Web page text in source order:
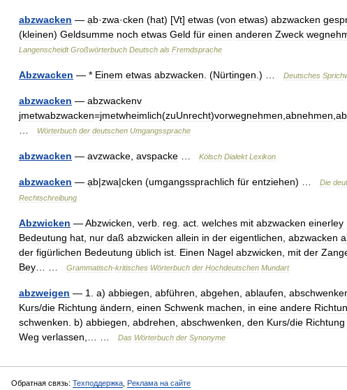
abzwacken — ạb·zwa·cken (hat) [Vt] etwas (von etwas) abzwacken
(kleinen) Geldsumme noch etwas Geld für einen anderen Zweck
Langenscheidt Großwörterbuch Deutsch als Fremdsprache
Abzwacken — * Einem etwas abzwacken . (Nürtingen .) … Deutsches
abzwacken — abzwackenv
jmetwabzwacken=jmetwheimlich(zuUnrecht)vorwegnehmen abnehmen
Wörterbuch der deutschen Umgangssprache
abzwacken — avzwacke avspacke Kölsch Dialekt Lexikon
abzwacken — ạb|zwa|cken (umgangssprachlich für entziehen) … Die
Rechtschreibung
Abzwicken —Abzwicken verb reg act welches mit abzwacken einerley
Bedeutung hat nur daß abzwicken allein in der eigentlichen abzwacken
der figürlichen Bedeutung üblich ist Einen Nagel abzwicken mit der
Bey
Grammatisch-kritisches Wörterbuch der Hochdeutschen Mundart
abzweigen — 1 a) abbiegen abführen abgehen ablaufen
Kurs/die Richtung ändern einen Schwenk machen in eine andere
schwenken
b) abbiegen abdrehen abschwenken den Kurs/die Richtung
Weg verlassen Das Wörterbuch der Synonyme
Обратная связь: Техподдержка Реклама на сайте